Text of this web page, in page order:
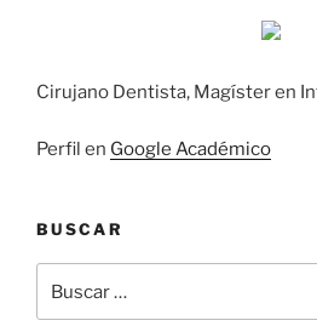
Cirujano Dentista, Magíster en
Perfil en Google Académico
BUSCAR
por: